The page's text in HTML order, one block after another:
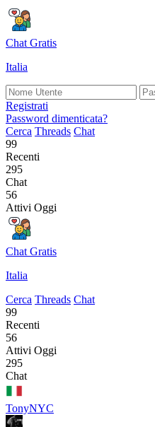
Chat Gratis
Italia
Registrati
Password dimenticata?
Cerca Threads Chat
99
Recenti
295
Chat
56
Attivi Oggi
Chat Gratis
Italia
Cerca Threads Chat
99
Recenti
56
Attivi Oggi
295
Chat
TonyNYC